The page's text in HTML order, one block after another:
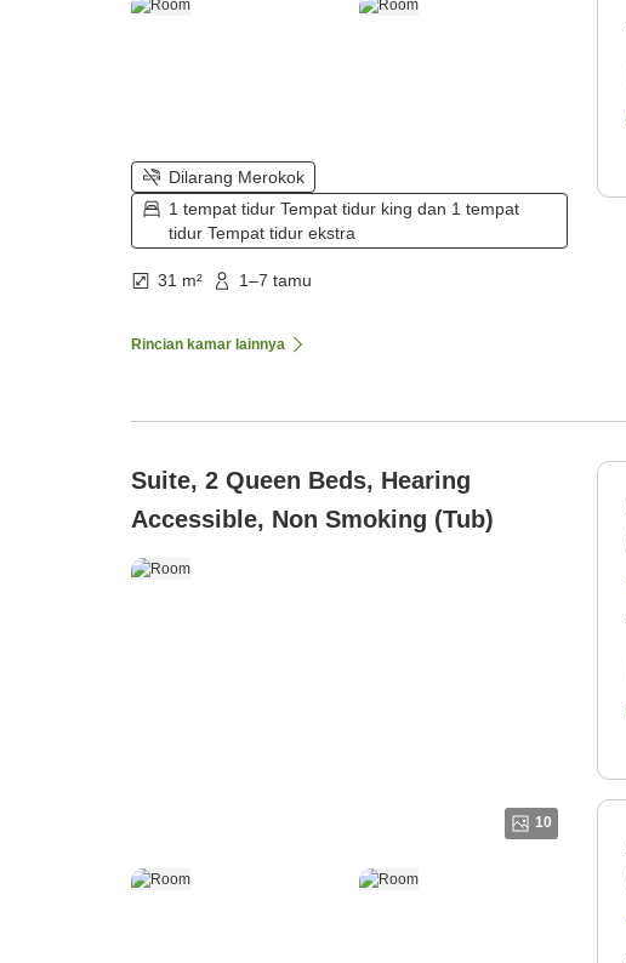
Dilarang Merokok
1 tempat tidur Tempat tidur king dan 1 tempat
tidur Tempat tidur ekstra
31 m² 1–7 tamu
Rincian kamar lainnya
Suite, 2 Queen Beds, Hearing
Accessible, Non Smoking (Tub)
10